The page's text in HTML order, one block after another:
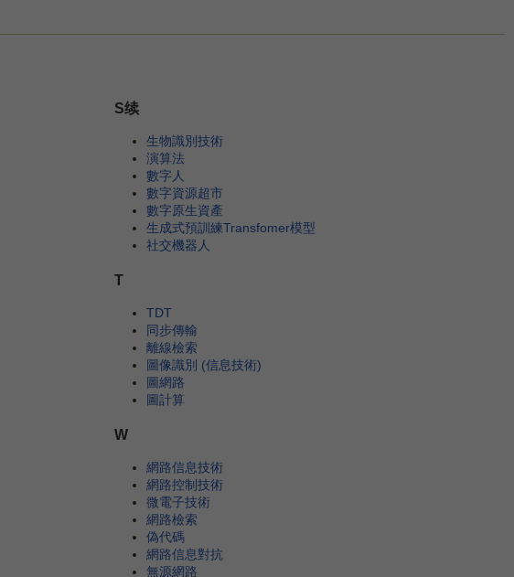
S续
生物識別技術
演算法
數字人
數字資源超市
數字原生資產
生成式預訓練Transfomer模型
社交機器人
T
TDT
同步傳輸
離線檢索
圖像識別 (信息技術)
圖網路
圖計算
W
網路信息技術
網路控制技術
微電子技術
網路檢索
偽代碼
網路信息對抗
無源網路